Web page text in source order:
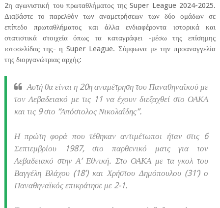
2η αγωνιστική του πρωταθλήματος της Super League 2024-2025.
Διαβάστε το παρελθόν των αναμετρήσεων των δύο ομάδων σε
επίπεδο πρωταθλήματος και άλλα ενδιαφέροντα ιστορικά και
στατιστικά στοιχεία όπως τα καταγράφει -μέσω της επίσημης
ιστοσελίδας της- η Super League. Σύμφωνα με την προαναγγελία
της διοργανώτριας αρχής:
Αυτή θα είναι η 20η αναμέτρηση του Παναθηναϊκού με
τον Λεβαδειακό με τις 11 να έχουν διεξαχθεί στο ΟΑΚΑ
και τις 9 στο “Απόστολος Νικολαΐδης”.
Η πρώτη φορά που τέθηκαν αντιμέτωποι ήταν στις 6
Σεπτεμβρίου 1987, στο παρθενικό ματς για τον
Λεβαδειακό στην Α’ Εθνική. Στο ΟΑΚΑ με τα γκολ του
Βαγγέλη Βλάχου (18’) και Χρήστου Δημόπουλου (31’) ο
Παναθηναϊκός επικράτησε με 2-1.